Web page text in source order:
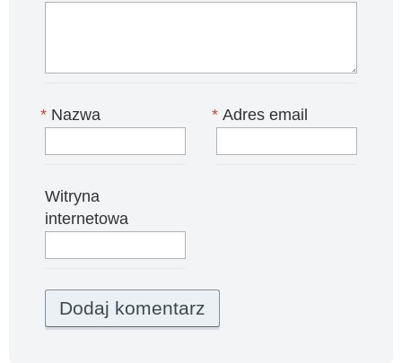
Nazwa
* Adres email
*
Witryna
internetowa